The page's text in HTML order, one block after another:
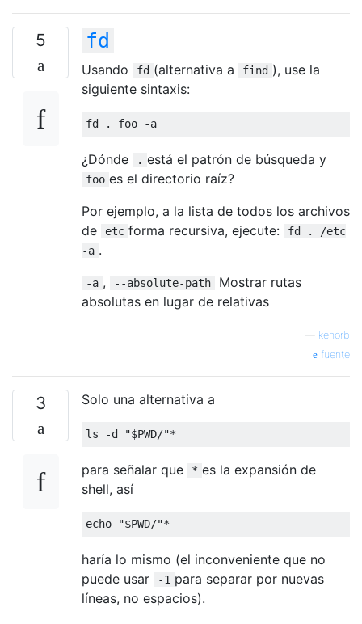
5 fd
Usando fd (alternativa a find ), use la
siguiente sintaxis:
¿Dónde . está el patrón de búsqueda y
foo es el directorio raíz?
Por ejemplo, a la lista de todos los archivos
de
etc forma recursiva, ejecute:
fd . /etc
-a .
-a , --absolute-path
Mostrar rutas
absolutas en lugar de relativas
kenorb
fuente
3 Solo una alternativa a
para señalar que * es la expansión de
shell, así
haría lo mismo (el inconveniente que no
puede usar
-1 para separar por nuevas
líneas, no espacios).